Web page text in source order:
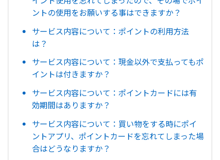
ントの使用をお願いする事はできますか？
サービス内容について：ポイントの利用方法
は？
サービス内容について：現金以外で支払ってもポ
イントは付きますか？
サービス内容について：ポイントカードには有
効期間はありますか？
サービス内容について：買い物をする時にポイ
ントアプリ、ポイントカードを忘れてしまった場
合はどうなりますか？